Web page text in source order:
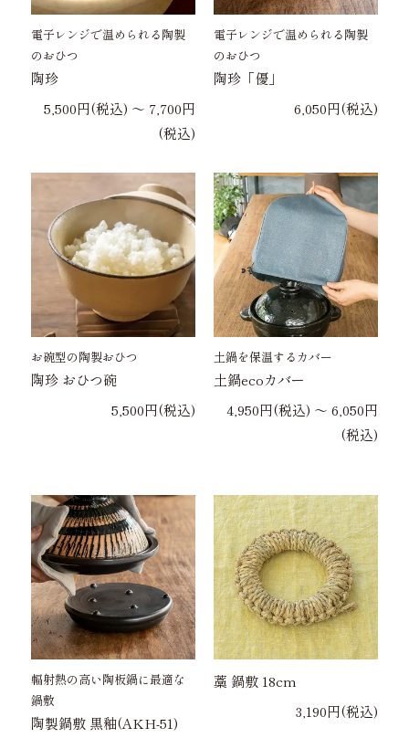
電子レンジで温められる陶製
のおひつ
陶珍
5,500円(税込) 〜 7,700円
(税込)
電子レンジで温められる陶製
のおひつ
陶珍「優」
6,050円(税込)
お碗型の陶製おひつ
陶珍 おひつ碗
5,500円(税込)
土鍋を保温するカバー
土鍋ecoカバー
4,950円(税込) 〜 6,050円
(税込)
輻射熱の高い陶板鍋に最適な
鍋敷
陶製鍋敷 黒釉(AKH-51)
藁 鍋敷 18cm
3,190円(税込)